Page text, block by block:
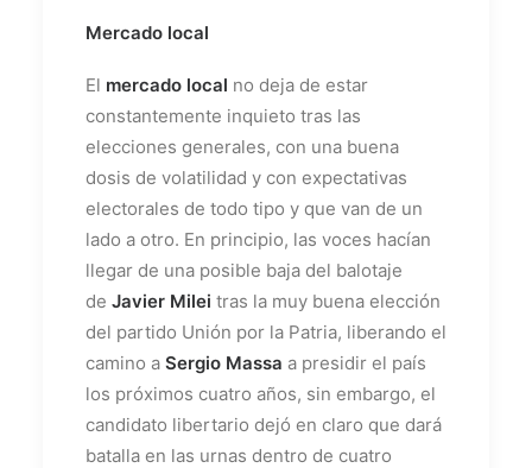
Mercado local
El mercado local no deja de estar
constantemente inquieto tras las
elecciones generales, con una buena
dosis de volatilidad y con expectativas
electorales de todo tipo y que van de un
lado a otro. En principio, las voces hacían
llegar de una posible baja del balotaje
de Javier Milei tras la muy buena elección
del partido Unión por la Patria, liberando el
camino a Sergio Massa a presidir el país
los próximos cuatro años, sin embargo, el
candidato libertario dejó en claro que dará
batalla en las urnas dentro de cuatro